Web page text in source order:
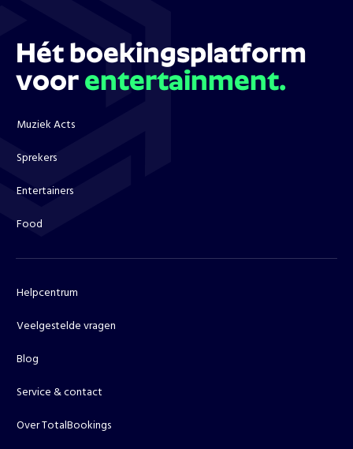
Hét boekingsplatform
voor entertainment.
Muziek Acts
Sprekers
Entertainers
Food
Helpcentrum
Veelgestelde vragen
Blog
Service & contact
Over TotalBookings